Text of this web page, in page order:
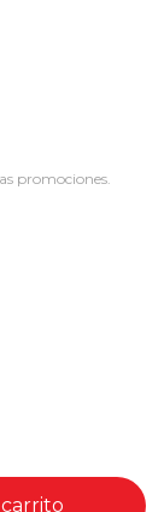
promociones.